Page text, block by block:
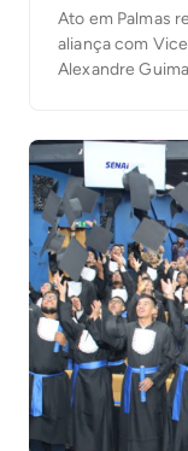
Ato em Palmas
aliança com
Alexandre